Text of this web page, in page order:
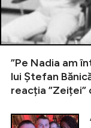
”Pe Nadia am
lui Ștefan
reacția ”Zeiței”